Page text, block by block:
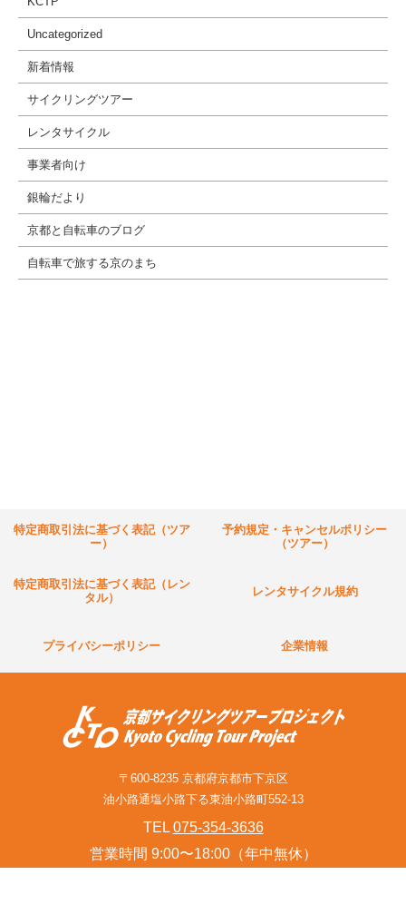
Uncategorized
新着情報
サイクリングツアー
レンタサイクル
事業者向け
銀輪だより
京都と自転車のブログ
自転車で旅する京のまち
特定商取引法に基づく表記（ツア
ー）
予約規定・キャンセルポリシー
（ツアー）
特定商取引法に基づく表記（レン
タル）
レンタサイクル規約
プライバシーポリシー 企業情報
〒600-8235 京都府京都市下京区
油小路通塩小路下る東油小路町552-13
TEL 075-354-3636
営業時間 9:00〜18:00（年中無休）